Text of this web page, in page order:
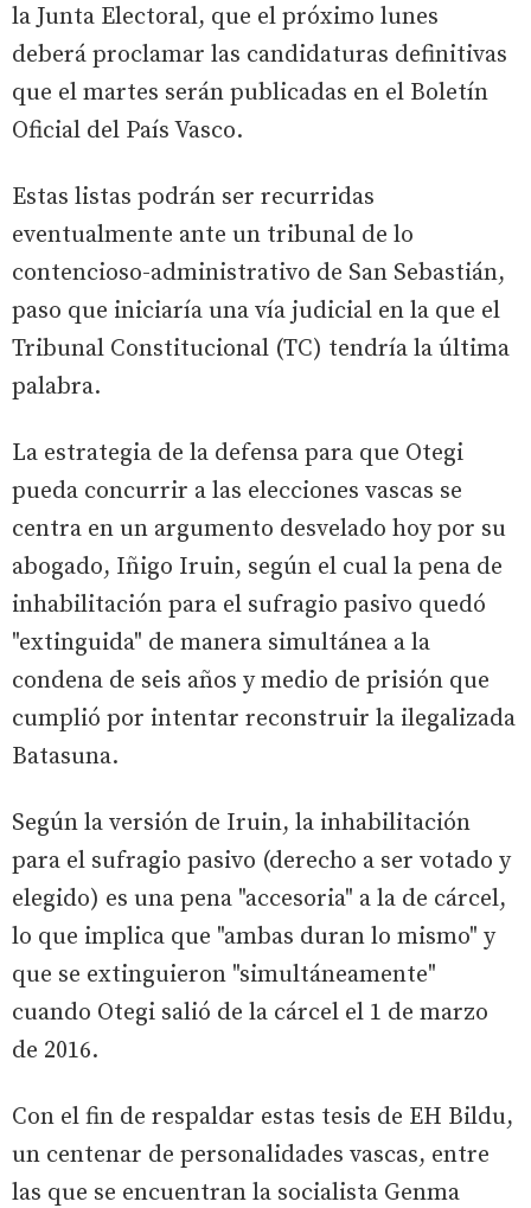
la Junta Electoral, que el próximo lunes
deberá proclamar las candidaturas definitivas
que el martes serán publicadas en el Boletín
Oficial del País Vasco.
Estas listas podrán ser recurridas
eventualmente ante un tribunal de lo
contencioso-administrativo de San Sebastián,
paso que iniciaría una vía judicial en la que el
Tribunal Constitucional (TC) tendría la última
palabra.
La estrategia de la defensa para que Otegi
pueda concurrir a las elecciones vascas se
centra en un argumento desvelado hoy por su
abogado, Iñigo Iruin, según el cual la pena de
inhabilitación para el sufragio pasivo quedó
"extinguida" de manera simultánea a la
condena de seis años y medio de prisión que
cumplió por intentar reconstruir la ilegalizada
Batasuna.
Según la versión de Iruin, la inhabilitación
para el sufragio pasivo (derecho a ser votado y
elegido) es una pena "accesoria" a la de cárcel,
lo que implica que "ambas duran lo mismo" y
que se extinguieron "simultáneamente"
cuando Otegi salió de la cárcel el 1 de marzo
de 2016.
Con el fin de respaldar estas tesis de EH Bildu,
un centenar de personalidades vascas, entre
las que se encuentran la socialista Genma